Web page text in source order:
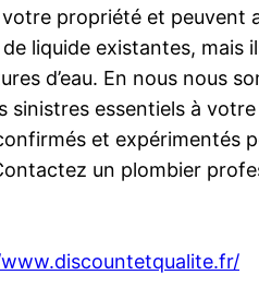
propriété et
liquide existantes, mais
d’eau. En nous nous
sinistres essentiels à
et expérimentés
un plombier